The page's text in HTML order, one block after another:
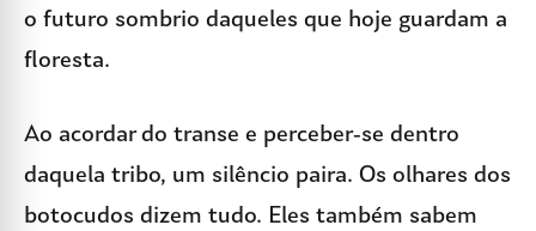
o futuro sombrio daqueles que hoje guardam a
floresta.
Ao acordar do transe e perceber-se dentro
daquela tribo, um silêncio paira. Os olhares dos
botocudos dizem tudo. Eles também sabem